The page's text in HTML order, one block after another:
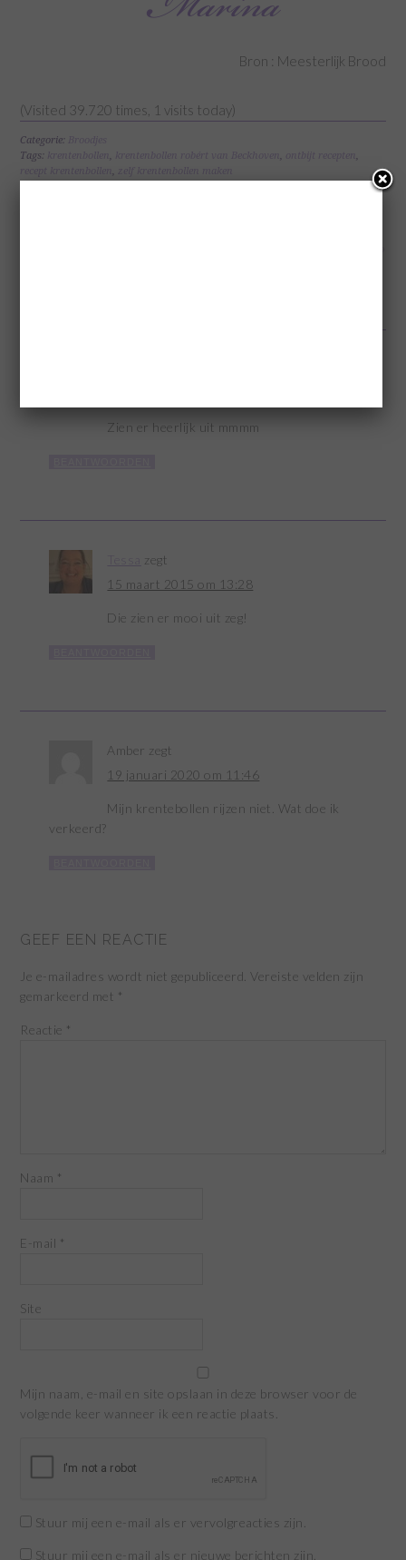
Bron : Meesterlijk Brood
(Visited 39.720 times, 1 visits today)
Categorie: Broodjes
Tags:
krentenbollen, krentenbollen robért van Beckhoven, ontbijt recepten,
recept krentenbollen, zelf krentenbollen maken
Zien er heerlijk uit mmmm
zegt
15 maart 2015 om 13:28
Die zien er mooi uit zeg!
Amber zegt
19 januari 2020 om 11:46
Mijn krentebollen rijzen niet. Wat doe ik
verkeerd?
GEEF EEN REACTIE
Je e-mailadres wordt niet gepubliceerd. Vereiste velden zijn
gemarkeerd met *
Reactie *
Naam *
E-mail *
Site
Mijn naam, e-mail en site opslaan in deze browser voor de
volgende keer wanneer ik een reactie plaats.
Stuur mij een e-mail als er vervolgreacties zijn.
Stuur mij een e-mail als er nieuwe berichten zijn.